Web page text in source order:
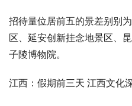
招待量位居前五的景差别别
区、延安创新挂念地景区、
子陵博物院。
江西：假期前三天 江西文化